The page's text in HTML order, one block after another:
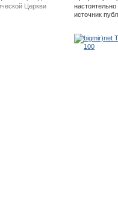
Церкви
источник